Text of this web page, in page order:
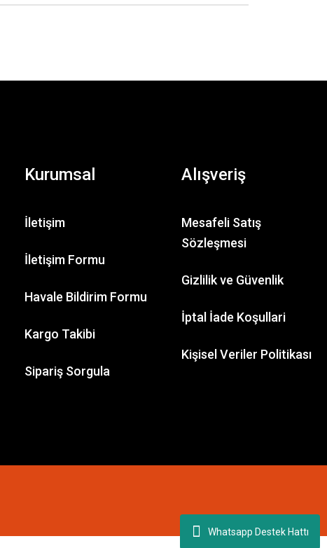
Whatsapp Destek Hattı
Kurumsal
İletişim
İletişim Formu
Havale Bildirim Formu
Kargo Takibi
Sipariş Sorgula
Alışveriş
Mesafeli Satış
Sözleşmesi
Gizlilik ve Güvenlik
İptal İade Koşullari
Kişisel Veriler Politikası